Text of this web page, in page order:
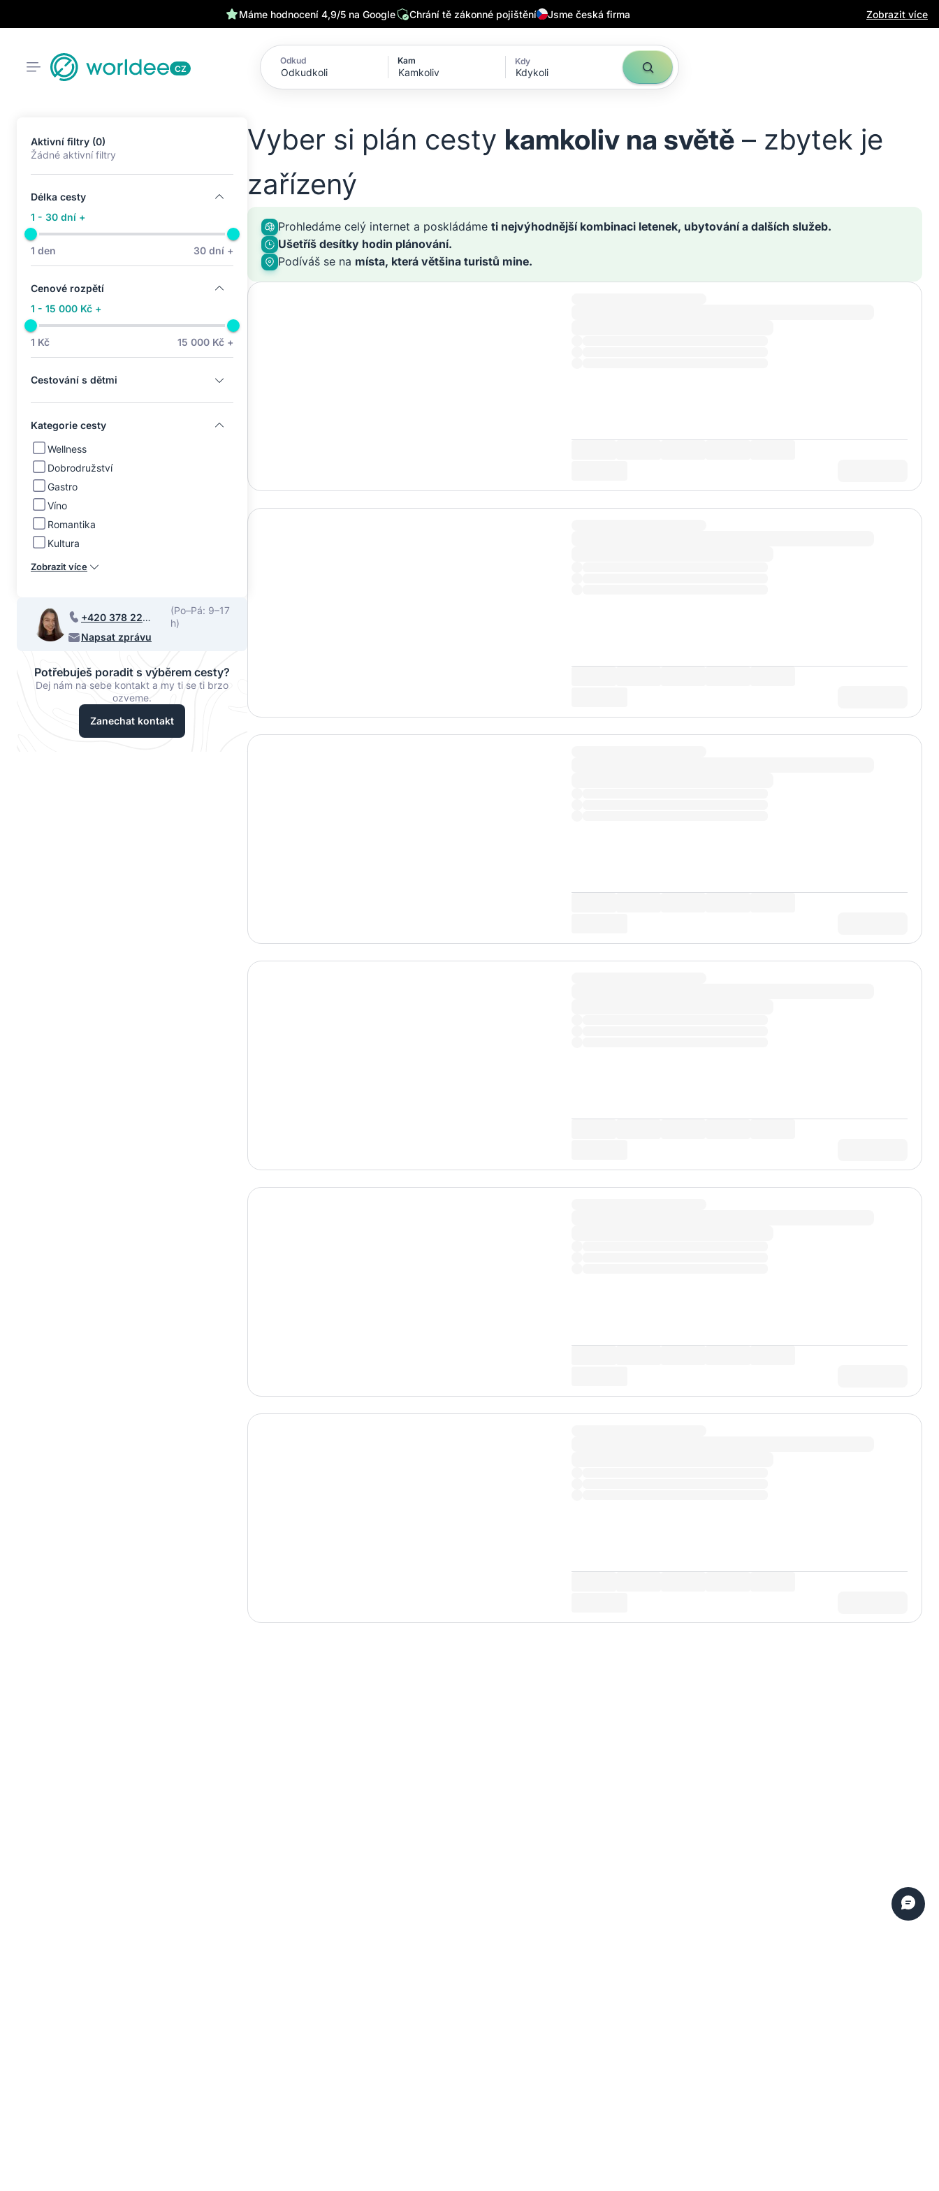
Máme hodnocení 4,9/5 na Google Chrání tě zákonné pojištění Jsme česká firma Zobrazit více
CZ
Odkud Kam Kdy
Kdykoli
Aktivní filtry (0)
Žádné aktivní filtry
Délka cesty
1 - 30 dní +
1 den 30 dní +
Cenové rozpětí
1 - 15 000 Kč +
1 Kč 15 000 Kč +
Cestování s dětmi
Kategorie cesty
Wellness
Dobrodružství
Gastro
Víno
Romantika
Kultura
Zobrazit více
+420 378 220
068
(Po–Pá: 9–17
h)
Napsat zprávu
Potřebuješ poradit s výběrem cesty?
Dej nám na sebe kontakt a my ti se ti brzo
ozveme.
Zanechat kontakt
Vyber si plán cesty kamkoliv na světě – zbytek je
zařízený
Prohledáme celý internet a poskládáme ti nejvýhodnější kombinaci letenek, ubytování a dalších služeb.
Ušetříš desítky hodin plánování.
Podíváš se na místa, která většina turistů mine.